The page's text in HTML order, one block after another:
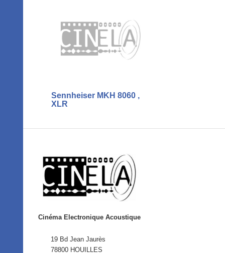
Sennheiser MKH 8060 ,
XLR
Cinéma Electronique Acoustique
19 Bd Jean Jaurès
78800 HOUILLES